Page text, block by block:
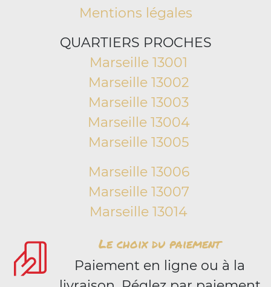
Mentions légales
QUARTIERS PROCHES
Marseille 13001
Marseille 13002
Marseille 13003
Marseille 13004
Marseille 13005
Marseille 13006
Marseille 13007
Marseille 13014
Le choix du paiement
Paiement en ligne ou à la